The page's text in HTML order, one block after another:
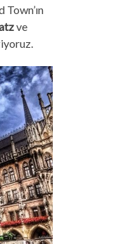
Town’ın
ve